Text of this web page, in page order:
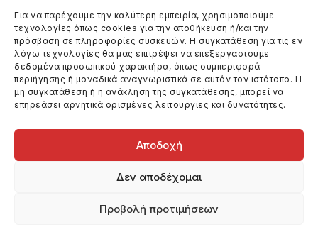
Για να παρέχουμε την καλύτερη εμπειρία, χρησιμοποιούμε
τεχνολογίες όπως cookies για την αποθήκευση ή/και την
πρόσβαση σε πληροφορίες συσκευών. Η συγκατάθεση για τις εν
λόγω τεχνολογίες θα μας επιτρέψει να επεξεργαστούμε
δεδομένα προσωπικού χαρακτήρα, όπως συμπεριφορά
περιήγησης ή μοναδικά αναγνωριστικά σε αυτόν τον ιστότοπο. Η
μη συγκατάθεση ή η ανάκληση της συγκατάθεσης, μπορεί να
επηρεάσει αρνητικά ορισμένες λειτουργίες και δυνατότητες.
Αποδοχή
Δεν αποδέχομαι
Προβολή προτιμήσεων
Πολιτική Cookies (ΕΕ)
Στοιχεία Επικοινωνίας
Καλεσέ μας
(+30) 6974123481
Στείλε μας email
info@filmandtheater.gr
Copyright 2026 Filmandtheater / All rights reserved